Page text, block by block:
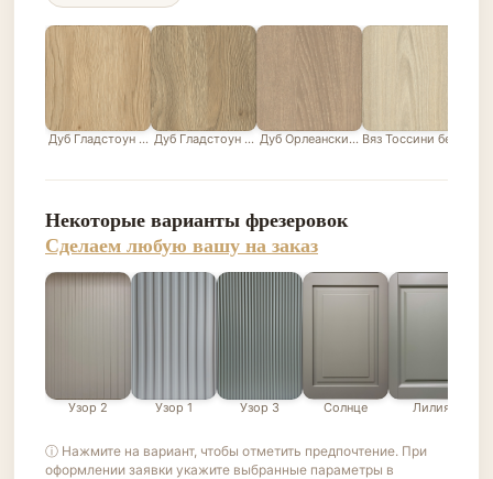
Дуб Гладстоун песочныйДуб Гладстоун серо-бежевыйДуб Орлеанский песочно-бежевый
Вяз Тоссини белый
Некоторые варианты фрезеровок
Сделаем любую вашу на заказ
Узор 2 Узор 1 Узор 3 Солнце Лилия
ⓘ Нажмите на вариант, чтобы отметить предпочтение. При
оформлении заявки укажите выбранные параметры в